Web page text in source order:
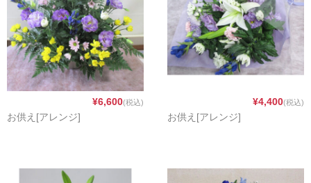
チューリップ
予算
～2,999円
3,000～4,999円
10,000～14,999円
¥6,600(税込)
お供え[アレンジ]
¥4,400(税込)
お供え[アレンジ]